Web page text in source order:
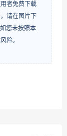
者免费下载
请在图片下
您未按照本
险。